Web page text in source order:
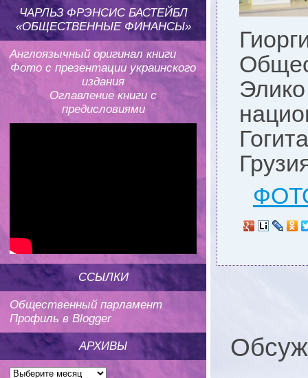
ЧАРЛЬЗ ФРЭНСИС БАСТЕЙБЛ
«ОБЩЕСТВЕННЫЕ ФИНАНСЫ»
Англоязычный оригинал книги
Фото с презентации украинского
издания
Оглавление книги с
предисловиями
ССЫЛКИ
Общественный парламент
Профиль в Blogger
АРХИВЫ